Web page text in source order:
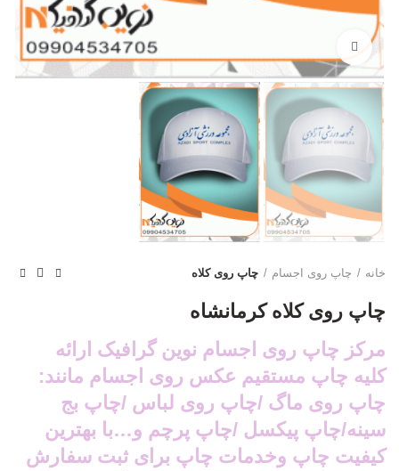
خانه چاپ روی اجسام چاپ روی کلاه
چاپ روی کلاه کرمانشاه
مرکز چاپ روی اجسام نوین گرافیک ارائه
کلیه چاپ مستقیم عکس روی اجسام مانند:
چاپ روی ماگ /چاپ روی لباس /چاپ بج
سینه/چاپ پیکسل /چاپ پرچم و…با بهترین
کیفیت چاپ وخدمات چاپ برای ثبت سفارش